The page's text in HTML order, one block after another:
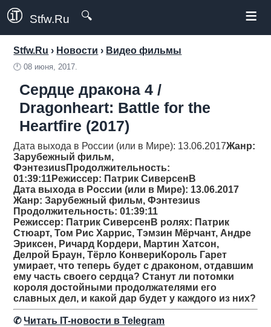
Stfw.Ru 🔍 ≡
Stfw.Ru › Новости › Видео фильмы
🕛08 июня, 2017.
Сердце дракона 4 /
Dragonheart: Battle for the
Heartfire (2017)
Дата выхода в России (или в Мире): 13.06.2017Жанр:
Зарубежный фильм,
ФэнтезиusПродолжительность:
01:39:11Режиссер: Патрик СиверсенВ
Дата выхода в России (или в Мире): 13.06.2017
Жанр: Зарубежный фильм, Фэнтезиus
Продолжительность: 01:39:11
Режиссер: Патрик СиверсенВ ролях: Патрик
Стюарт, Том Рис Харрис, Тэмзин Мёрчант, Андре
Эриксен, Ричард Кордери, Мартин Хатсон,
Делрой Браун, Тёрло КонвериКороль Гарет
умирает, что теперь будет с драконом, отдавшим
ему часть своего сердца? Станут ли потомки
короля достойными продолжателями его
славных дел, и какой дар будет у каждого из них?
✆Читать IT-новости в Telegram